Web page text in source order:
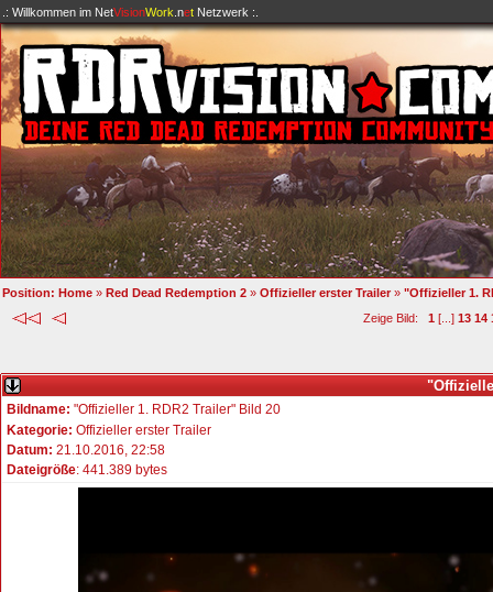
.: Willkommen im NetVisionWork .netNetzwerk :.
Position: Home » Red Dead Redemption 2 » Offizieller erster Trailer» "Offizieller 1.
Zeige Bild: 1 [...] 13 14
Bildname: "Offizieller 1. RDR2 Trailer" Bild 20
Kategorie: Offizieller erster Trailer
Datum: 21.10.2016, 22:58
Dateigröße: 441.389 bytes